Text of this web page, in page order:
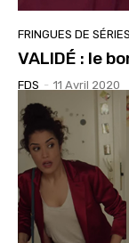
FRINGUES DE SÉRIES
VALIDÉ : le
FDS - 11 Avril 2020